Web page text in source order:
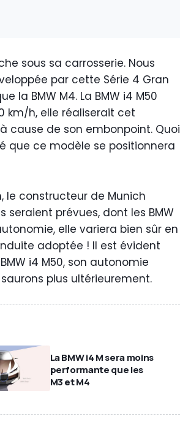
sous sa carrosserie. Nous
par cette Série 4 Gran
la BMW M4. La BMW i4 M50
km/h, elle réaliserait cet
cause de son embonpoint. Quoi
que ce modèle se positionnera
le constructeur de Munich
seraient prévues, dont les BMW
elle variera bien sûr en
adoptée ! Il est évident
i4 M50, son autonomie
plus ultérieurement.
La BMW i4 M sera moins
performante que les
M3 et M4